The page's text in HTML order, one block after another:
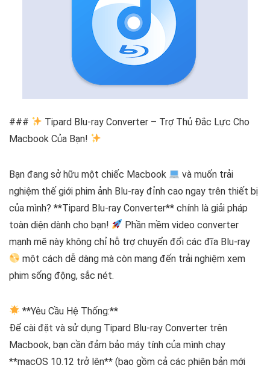
###
Tipard Blu-ray Converter – Trợ Thủ Đắc Lực Cho
Macbook Của Bạn!
Bạn đang sở hữu một chiếc Macbook
và muốn trải
nghiệm thế giới phim ảnh Blu-ray đỉnh cao ngay trên thiết bị
của mình? **Tipard Blu-ray Converter** chính là giải pháp
toàn diện dành cho bạn!
Phần mềm video converter
mạnh mẽ này không chỉ hỗ trợ chuyển đổi các đĩa Blu-ray
một cách dễ dàng mà còn mang đến trải nghiệm xem
phim sống động, sắc nét.
**Yêu Cầu Hệ Thống:**
Để cài đặt và sử dụng Tipard Blu-ray Converter trên
Macbook, bạn cần đảm bảo máy tính của mình chạy
**macOS 10.12 trở lên** (bao gồm cả các phiên bản mới